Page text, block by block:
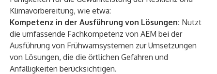
Klimavorbereitung, wie etwa:
Kompetenz in der Ausführung von Lösungen: Nutzt
die umfassende Fachkompetenz von AEM bei der
Ausführung von Frühwarnsystemen zur Umsetzungen
von Lösungen, die die örtlichen Gefahren und
Anfälligkeiten berücksichtigen.